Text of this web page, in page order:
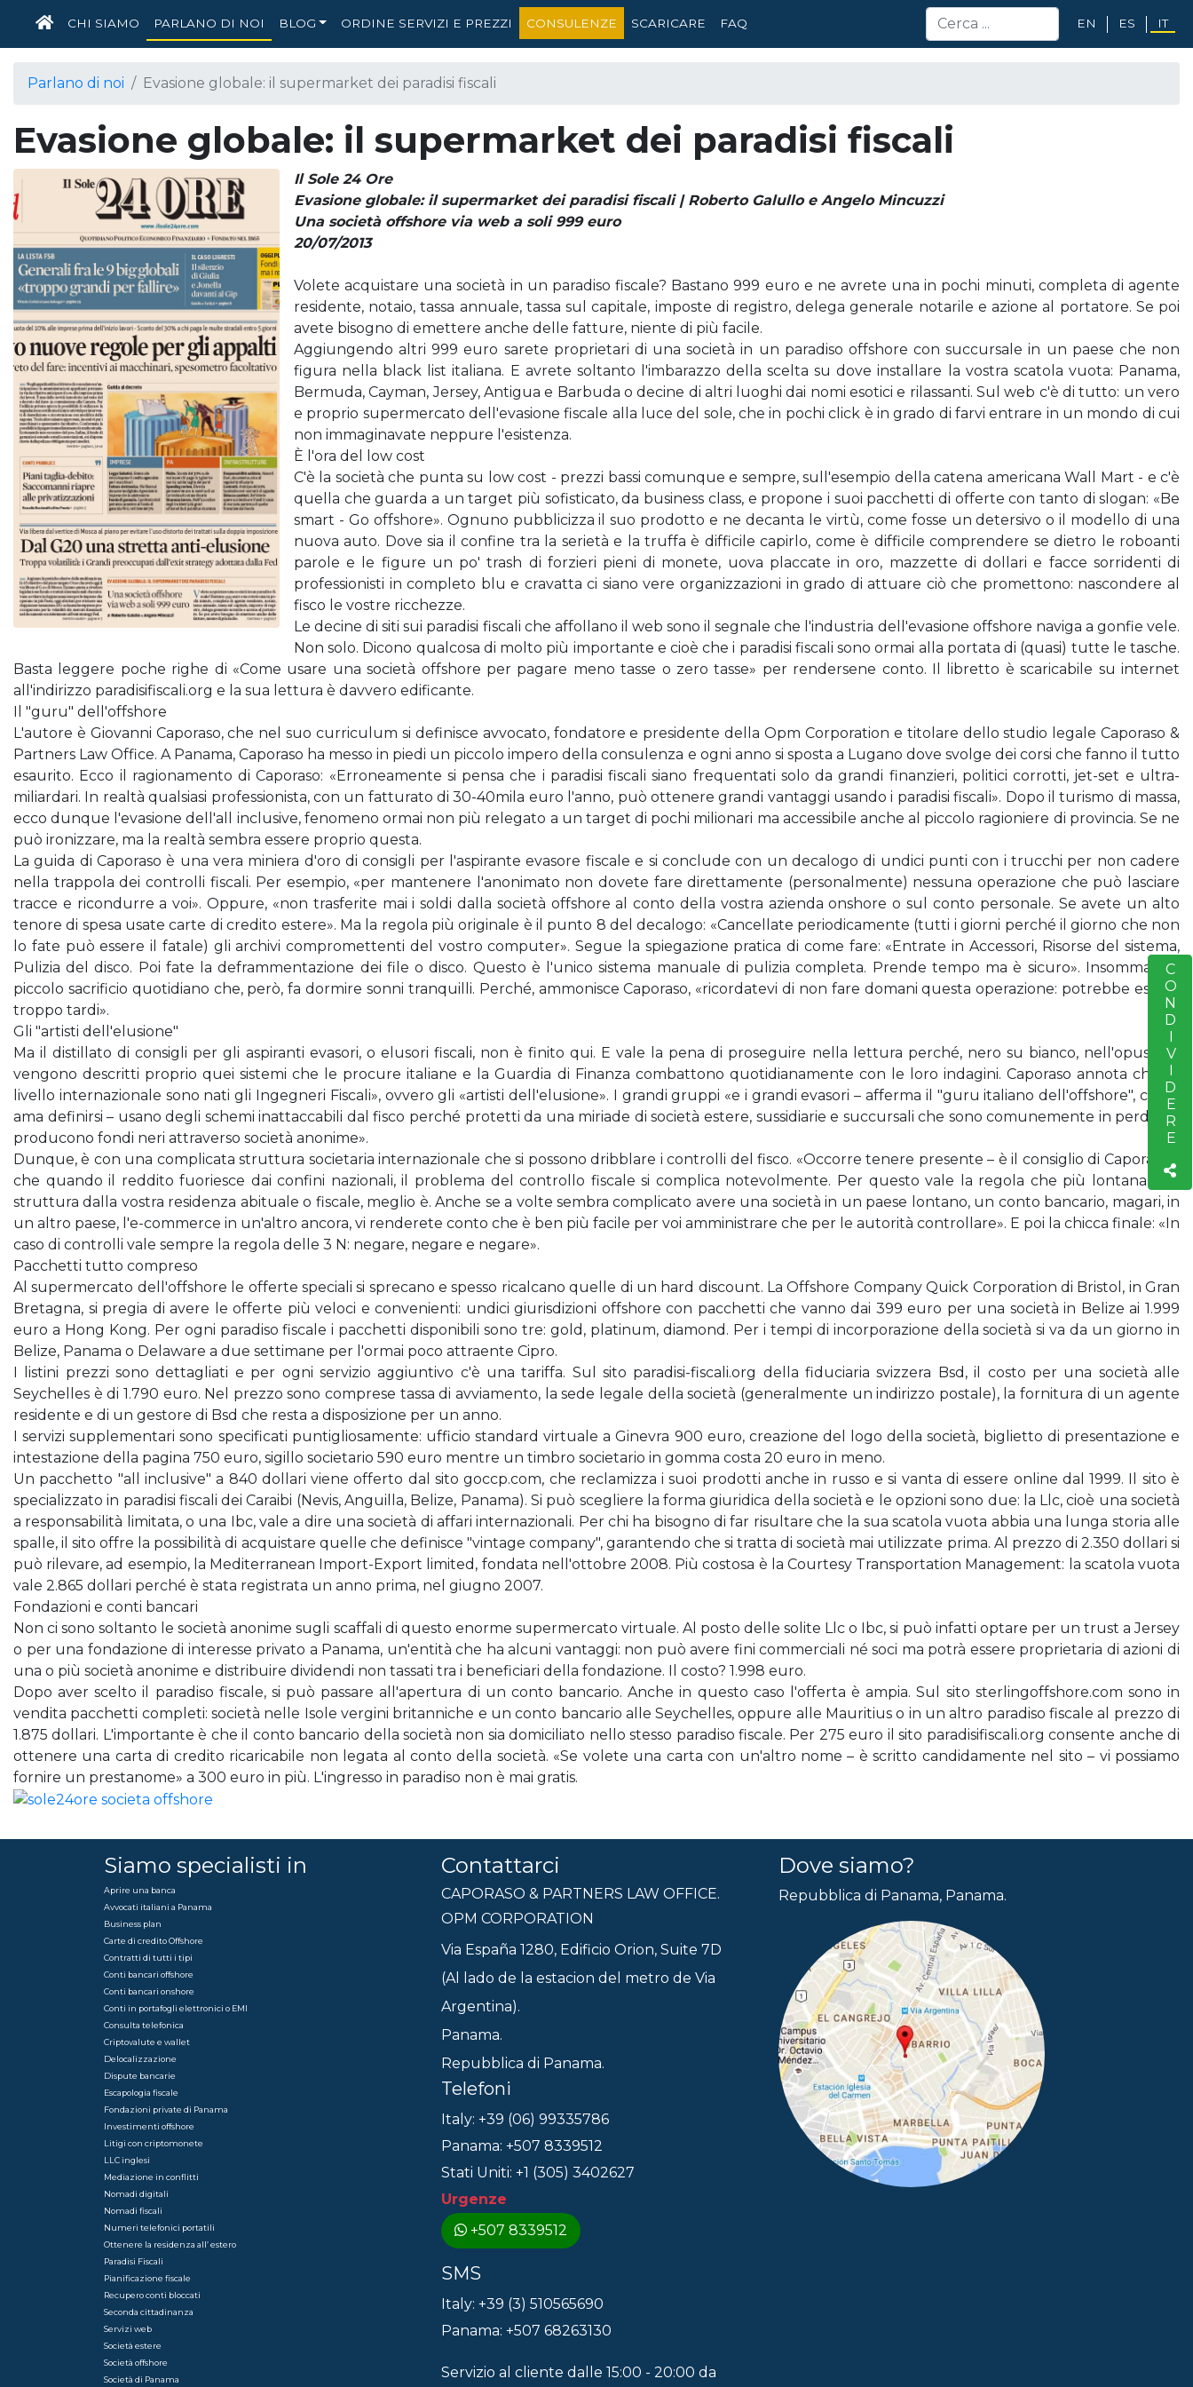
HOME
CHI SIAMO PARLANO DI NOI BLOG ORDINE SERVIZI E PREZZI CONSULENZE SCARICARE FAQ EN ES IT
Parlano di noi Evasione globale: il supermarket dei paradisi fiscali
Evasione globale: il supermarket dei paradisi fiscali
Il Sole 24 Ore
Evasione globale: il supermarket dei paradisi fiscali | Roberto Galullo e Angelo Mincuzzi
Una società offshore via web a soli 999 euro
20/07/2013
Volete acquistare una società in un paradiso fiscale? Bastano 999 euro e ne avrete una in pochi minuti, completa di agente
residente, notaio, tassa annuale, tassa sul capitale, imposte di registro, delega generale notarile e azione al portatore. Se poi
avete bisogno di emettere anche delle fatture, niente di più facile.
Aggiungendo altri 999 euro sarete proprietari di una società in un paradiso offshore con succursale in un paese che non
figura nella black list italiana. E avrete soltanto l'imbarazzo della scelta su dove installare la vostra scatola vuota: Panama,
Bermuda, Cayman, Jersey, Antigua e Barbuda o decine di altri luoghi dai nomi esotici e rilassanti. Sul web c'è di tutto: un vero
e proprio supermercato dell'evasione fiscale alla luce del sole, che in pochi click è in grado di farvi entrare in un mondo di cui
non immaginavate neppure l'esistenza.
È l'ora del low cost
C'è la società che punta su low cost - prezzi bassi comunque e sempre, sull'esempio della catena americana Wall Mart - e c'è
quella che guarda a un target più sofisticato, da business class, e propone i suoi pacchetti di offerte con tanto di slogan: «Be
smart - Go offshore». Ognuno pubblicizza il suo prodotto e ne decanta le virtù, come fosse un detersivo o il modello di una
nuova auto. Dove sia il confine tra la serietà e la truffa è difficile capirlo, come è difficile comprendere se dietro le roboanti
parole e le figure un po' trash di forzieri pieni di monete, uova placcate in oro, mazzette di dollari e facce sorridenti di
professionisti in completo blu e cravatta ci siano vere organizzazioni in grado di attuare ciò che promettono: nascondere al
fisco le vostre ricchezze.
Le decine di siti sui paradisi fiscali che affollano il web sono il segnale che l'industria dell'evasione offshore naviga a gonfie vele.
Non solo. Dicono qualcosa di molto più importante e cioè che i paradisi fiscali sono ormai alla portata di (quasi) tutte le tasche.
Basta leggere poche righe di «Come usare una società offshore per pagare meno tasse o zero tasse» per rendersene conto. Il libretto è scaricabile su internet
all'indirizzo paradisifiscali.org e la sua lettura è davvero edificante.
Il "guru" dell'offshore
L'autore è Giovanni Caporaso, che nel suo curriculum si definisce avvocato, fondatore e presidente della Opm Corporation e titolare dello studio legale Caporaso &
Partners Law Office. A Panama, Caporaso ha messo in piedi un piccolo impero della consulenza e ogni anno si sposta a Lugano dove svolge dei corsi che fanno il tutto
esaurito. Ecco il ragionamento di Caporaso: «Erroneamente si pensa che i paradisi fiscali siano frequentati solo da grandi finanzieri, politici corrotti, jet-set e ultra-
miliardari. In realtà qualsiasi professionista, con un fatturato di 30-40mila euro l'anno, può ottenere grandi vantaggi usando i paradisi fiscali». Dopo il turismo di massa,
ecco dunque l'evasione dell'all inclusive, fenomeno ormai non più relegato a un target di pochi milionari ma accessibile anche al piccolo ragioniere di provincia. Se ne
può ironizzare, ma la realtà sembra essere proprio questa.
La guida di Caporaso è una vera miniera d'oro di consigli per l'aspirante evasore fiscale e si conclude con un decalogo di undici punti con i trucchi per non cadere
nella trappola dei controlli fiscali. Per esempio, «per mantenere l'anonimato non dovete fare direttamente (personalmente) nessuna operazione che può lasciare
tracce e ricondurre a voi». Oppure, «non trasferite mai i soldi dalla società offshore al conto della vostra azienda onshore o sul conto personale. Se avete un alto
tenore di spesa usate carte di credito estere». Ma la regola più originale è il punto 8 del decalogo: «Cancellate periodicamente (tutti i giorni perché il giorno che non
lo fate può essere il fatale) gli archivi compromettenti del vostro computer». Segue la spiegazione pratica di come fare: «Entrate in Accessori, Risorse del sistema,
Pulizia del disco. Poi fate la deframmentazione dei file o disco. Questo è l'unico sistema manuale di pulizia completa. Prende tempo ma è sicuro». Insomma, un
piccolo sacrificio quotidiano che, però, fa dormire sonni tranquilli. Perché, ammonisce Caporaso, «ricordatevi di non fare domani questa operazione: potrebbe essere
troppo tardi».
Gli "artisti dell'elusione"
Ma il distillato di consigli per gli aspiranti evasori, o elusori fiscali, non è finito qui. E vale la pena di proseguire nella lettura perché, nero su bianco, nell'opuscolo
vengono descritti proprio quei sistemi che le procure italiane e la Guardia di Finanza combattono quotidianamente con le loro indagini. Caporaso annota che «a
livello internazionale sono nati gli Ingegneri Fiscali», ovvero gli «artisti dell'elusione». I grandi gruppi «e i grandi evasori – afferma il "guru italiano dell'offshore", come
ama definirsi – usano degli schemi inattaccabili dal fisco perché protetti da una miriade di società estere, sussidiarie e succursali che sono comunemente in perdita e
producono fondi neri attraverso società anonime».
Dunque, è con una complicata struttura societaria internazionale che si possono dribblare i controlli del fisco. «Occorre tenere presente – è il consiglio di Caporaso –
che quando il reddito fuoriesce dai confini nazionali, il problema del controllo fiscale si complica notevolmente. Per questo vale la regola che più lontana è la
struttura dalla vostra residenza abituale o fiscale, meglio è. Anche se a volte sembra complicato avere una società in un paese lontano, un conto bancario, magari, in
un altro paese, l'e-commerce in un'altro ancora, vi renderete conto che è ben più facile per voi amministrare che per le autorità controllare». E poi la chicca finale: «In
caso di controlli vale sempre la regola delle 3 N: negare, negare e negare».
Pacchetti tutto compreso
Al supermercato dell'offshore le offerte speciali si sprecano e spesso ricalcano quelle di un hard discount. La Offshore Company Quick Corporation di Bristol, in Gran
Bretagna, si pregia di avere le offerte più veloci e convenienti: undici giurisdizioni offshore con pacchetti che vanno dai 399 euro per una società in Belize ai 1.999
euro a Hong Kong. Per ogni paradiso fiscale i pacchetti disponibili sono tre: gold, platinum, diamond. Per i tempi di incorporazione della società si va da un giorno in
Belize, Panama o Delaware a due settimane per l'ormai poco attraente Cipro.
I listini prezzi sono dettagliati e per ogni servizio aggiuntivo c'è una tariffa. Sul sito paradisi-fiscali.org della fiduciaria svizzera Bsd, il costo per una società alle
Seychelles è di 1.790 euro. Nel prezzo sono comprese tassa di avviamento, la sede legale della società (generalmente un indirizzo postale), la fornitura di un agente
residente e di un gestore di Bsd che resta a disposizione per un anno.
I servizi supplementari sono specificati puntigliosamente: ufficio standard virtuale a Ginevra 900 euro, creazione del logo della società, biglietto di presentazione e
intestazione della pagina 750 euro, sigillo societario 590 euro mentre un timbro societario in gomma costa 20 euro in meno.
Un pacchetto "all inclusive" a 840 dollari viene offerto dal sito goccp.com, che reclamizza i suoi prodotti anche in russo e si vanta di essere online dal 1999. Il sito è
specializzato in paradisi fiscali dei Caraibi (Nevis, Anguilla, Belize, Panama). Si può scegliere la forma giuridica della società e le opzioni sono due: la Llc, cioè una società
a responsabilità limitata, o una Ibc, vale a dire una società di affari internazionali. Per chi ha bisogno di far risultare che la sua scatola vuota abbia una lunga storia alle
spalle, il sito offre la possibilità di acquistare quelle che definisce "vintage company", garantendo che si tratta di società mai utilizzate prima. Al prezzo di 2.350 dollari si
può rilevare, ad esempio, la Mediterranean Import-Export limited, fondata nell'ottobre 2008. Più costosa è la Courtesy Transportation Management: la scatola vuota
vale 2.865 dollari perché è stata registrata un anno prima, nel giugno 2007.
Fondazioni e conti bancari
Non ci sono soltanto le società anonime sugli scaffali di questo enorme supermercato virtuale. Al posto delle solite Llc o Ibc, si può infatti optare per un trust a Jersey
o per una fondazione di interesse privato a Panama, un'entità che ha alcuni vantaggi: non può avere fini commerciali né soci ma potrà essere proprietaria di azioni di
una o più società anonime e distribuire dividendi non tassati tra i beneficiari della fondazione. Il costo? 1.998 euro.
Dopo aver scelto il paradiso fiscale, si può passare all'apertura di un conto bancario. Anche in questo caso l'offerta è ampia. Sul sito sterlingoffshore.com sono in
vendita pacchetti completi: società nelle Isole vergini britanniche e un conto bancario alle Seychelles, oppure alle Mauritius o in un altro paradiso fiscale al prezzo di
1.875 dollari. L'importante è che il conto bancario della società non sia domiciliato nello stesso paradiso fiscale. Per 275 euro il sito paradisifiscali.org consente anche di
ottenere una carta di credito ricaricabile non legata al conto della società. «Se volete una carta con un'altro nome – è scritto candidamente nel sito – vi possiamo
fornire un prestanome» a 300 euro in più. L'ingresso in paradiso non è mai gratis.
CONDIVIDERE
Siamo specialisti in
Aprire una banca
Avvocati italiani a Panama
Business plan
Carte di credito Offshore
Contratti di tutti i tipi
Conti bancari offshore
Conti bancari onshore
Conti in portafogli elettronici o EMI
Consulta telefonica
Criptovalute e wallet
Delocalizzazione
Dispute bancarie
Escapologia fiscale
Fondazioni private di Panama
Investimenti offshore
Litigi con criptomonete
LLC inglesi
Mediazione in conflitti
Nomadi digitali
Nomadi fiscali
Numeri telefonici portatili
Ottenere la residenza all’ estero
Paradisi Fiscali
Pianificazione fiscale
Recupero conti bloccati
Seconda cittadinanza
Servizi web
Società estere
Società offshore
Società di Panama
Contattarci
CAPORASO & PARTNERS LAW OFFICE.
OPM CORPORATION
Via España 1280, Edificio Orion, Suite 7D
(Al lado de la estacion del metro de Via
Argentina).
Panama.
Repubblica di Panama.
Telefoni
Italy: +39 (06) 99335786
Panama: +507 8339512
Stati Uniti: +1 (305) 3402627
Urgenze
+507 8339512
SMS
Italy: +39 (3) 510565690
Panama: +507 68263130
Servizio al cliente dalle 15:00 - 20:00 da
Dove siamo?
Repubblica di Panama, Panama.